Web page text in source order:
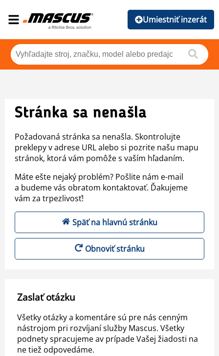
Umiestniť inzerát
Stránka sa nenašla
Požadovaná stránka sa nenašla. Skontrolujte
preklepy v adrese URL alebo si pozrite našu mapu
stránok, ktorá vám pomôže s vaším hľadaním.
Máte ešte nejaký problém? Pošlite nám e-mail
a budeme vás obratom kontaktovať. Ďakujeme
vám za trpezlivosť!
Späť na hlavnú stránku
Obnoviť stránku
Zaslať otázku
Všetky otázky a komentáre sú pre nás cenným
nástrojom pri rozvíjaní služby Mascus. Všetky
podnety spracujeme av prípade Vašej žiadosti na
ne tiež odpovedáme.